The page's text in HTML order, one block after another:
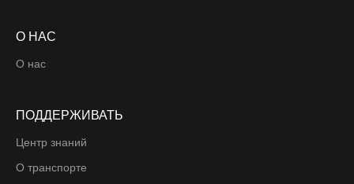
О НАС
О нас
ПОДДЕРЖИВАТЬ
Центр знаний
О транспорте